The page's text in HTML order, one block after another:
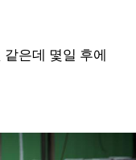
은데 몇일 후에